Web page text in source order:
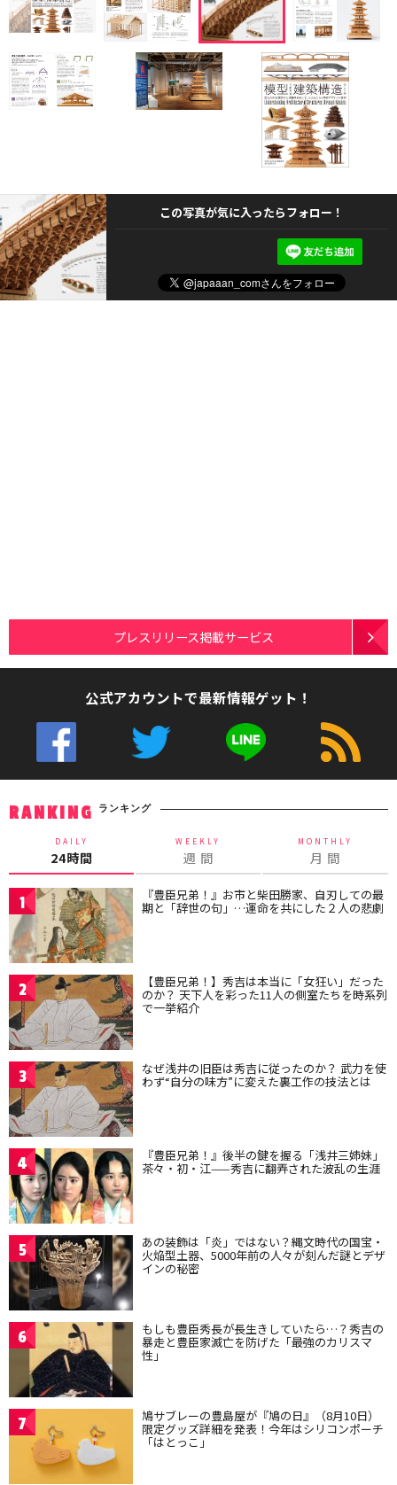
この写真が気に入ったらフォロー！
プレスリリース掲載サービス
公式アカウントで最新情報ゲット！
RANKING ランキング
DAILY
24時間
WEEKLY
週 間
MONTHLY
月 間
1 『豊臣兄弟！』お市と柴田勝家、自刃しての最
期と「辞世の句」…運命を共にした２人の悲劇
2 【豊臣兄弟！】秀吉は本当に「女狂い」だった
のか？ 天下人を彩った11人の側室たちを時系列
で一挙紹介
3 なぜ浅井の旧臣は秀吉に従ったのか？ 武力を使
わず“自分の味方”に変えた裏工作の技法とは
4 『豊臣兄弟！』後半の鍵を握る「浅井三姉妹」
茶々・初・江——秀吉に翻弄された波乱の生涯
5 あの装飾は「炎」ではない？縄文時代の国宝・
火焔型土器、5000年前の人々が刻んだ謎とデザ
インの秘密
6 もしも豊臣秀長が長生きしていたら…？秀吉の
暴走と豊臣家滅亡を防げた「最強のカリスマ
性」
7 鳩サブレーの豊島屋が『鳩の日』（8月10日）
限定グッズ詳細を発表！今年はシリコンポーチ
「はとっこ」